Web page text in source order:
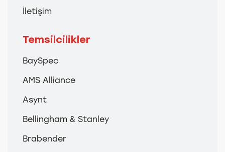
İletişim
Temsilcilikler
BaySpec
AMS Alliance
Asynt
Bellingham & Stanley
Brabender